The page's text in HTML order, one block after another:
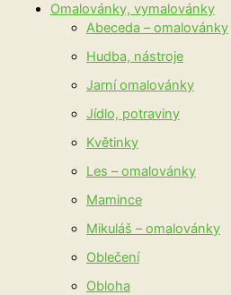
Omalovánky, vymalovánky
Abeceda – omalovánky
Hudba, nástroje
Jarní omalovánky
Jídlo, potraviny
Květinky
Les – omalovánky
Mamince
Mikuláš – omalovánky
Oblečení
Obloha